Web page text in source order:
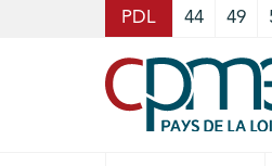
PDL 44 49
Cookies management panel